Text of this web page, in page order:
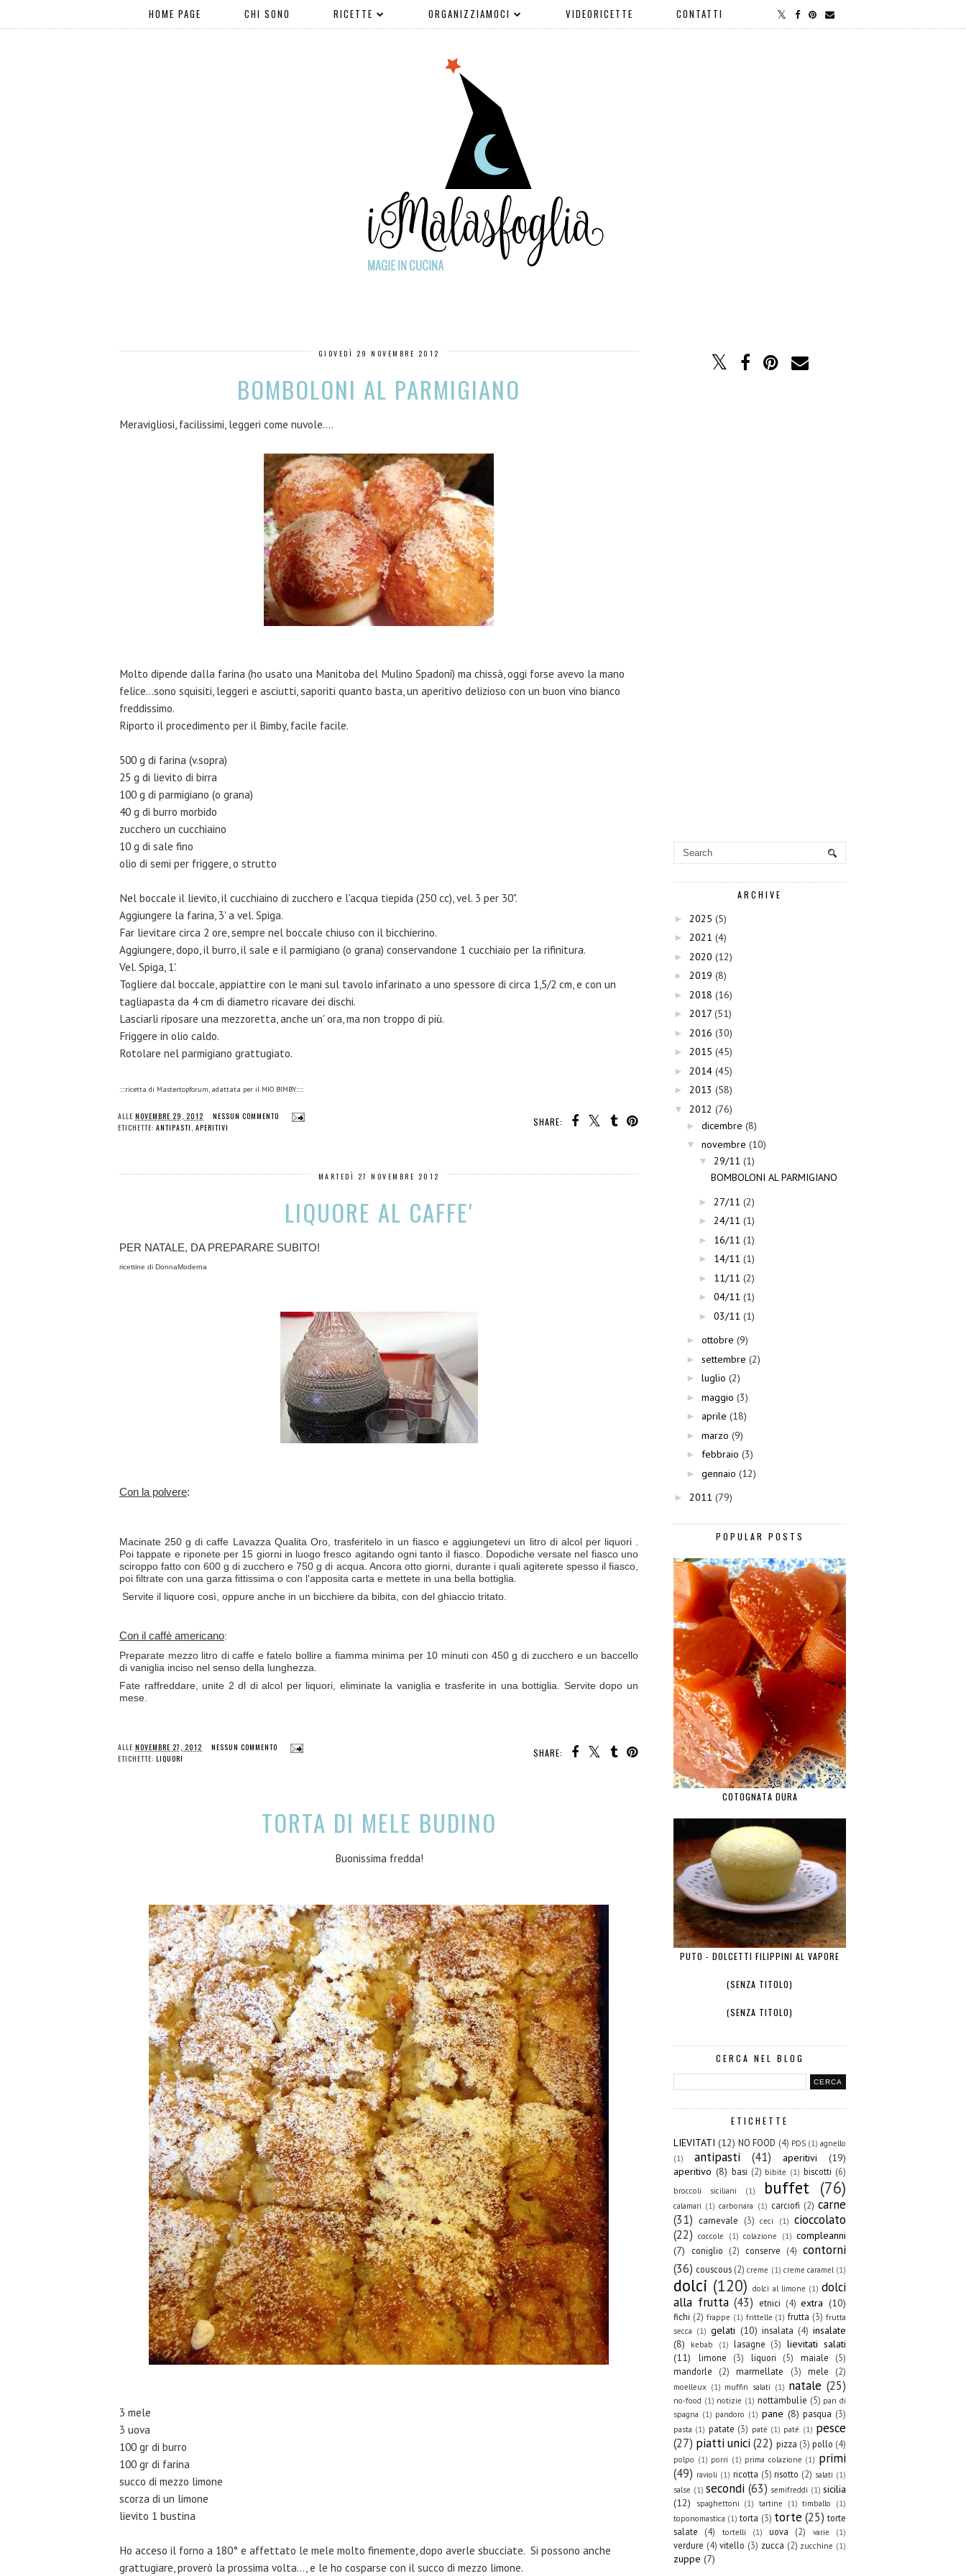
HOME PAGE CHI SONO RICETTE ORGANIZZIAMOCI VIDEORICETTE CONTATTI
GIOVEDÌ 29 NOVEMBRE 2012
BOMBOLONI AL PARMIGIANO
Meravigliosi, facilissimi, leggeri come nuvole....
Molto dipende dalla farina (ho usato una Manitoba del Mulino Spadoni) ma chissà, oggi forse avevo la mano
felice...sono squisiti, leggeri e asciutti, saporiti quanto basta, un aperitivo delizioso con un buon vino bianco
freddissimo.
Riporto il procedimento per il Bimby, facile facile.
500 g di farina (v.sopra)
25 g di lievito di birra
100 g di parmigiano (o grana)
40 g di burro morbido
zucchero un cucchiaino
10 g di sale fino
olio di semi per friggere, o strutto
Nel boccale il lievito, il cucchiaino di zucchero e l'acqua tiepida (250 cc), vel. 3 per 30".
Aggiungere la farina, 3' a vel. Spiga.
Far lievitare circa 2 ore, sempre nel boccale chiuso con il bicchierino.
Aggiungere, dopo, il burro, il sale e il parmigiano (o grana) conservandone 1 cucchiaio per la rifinitura.
Vel. Spiga, 1'.
Togliere dal boccale, appiattire con le mani sul tavolo infarinato a uno spessore di circa 1,5/2 cm, e con un
tagliapasta da 4 cm di diametro ricavare dei dischi.
Lasciarli riposare una mezzoretta, anche un' ora, ma non troppo di più.
Friggere in olio caldo.
Rotolare nel parmigiano grattugiato.
::::ricetta di Mastertopforum, adattata per il MIO BIMBY:::::
SHARE:
ALLE NOVEMBRE 29, 2012
NESSUN COMMENTO
ETICHETTE: ANTIPASTI , APERITIVI
MARTEDÌ 27 NOVEMBRE 2012
LIQUORE AL CAFFE'
PER NATALE, DA PREPARARE SUBITO!
ricettine di DonnaModerna
Con la polvere:
Macinate 250 g di caffe Lavazza Qualita Oro, trasferitelo in un fiasco e aggiungetevi un litro di alcol per liquori .
Poi tappate e riponete per 15 giorni in luogo fresco agitando ogni tanto il fiasco. Dopodiche versate nel fiasco uno
sciroppo fatto con 600 g di zucchero e 750 g di acqua. Ancora otto giorni, durante i quali agiterete spesso il fiasco,
poi filtrate con una garza fittissima o con l'apposita carta e mettete in una bella bottiglia.
Servite il liquore così, oppure anche in un bicchiere da bibita, con del ghiaccio tritato.
Con il caffè americano:
Preparate mezzo litro di caffe e fatelo bollire a fiamma minima per 10 minuti con 450 g di zucchero e un baccello
di vaniglia inciso nel senso della lunghezza.
Fate raffreddare, unite 2 dl di alcol per liquori, eliminate la vaniglia e trasferite in una bottiglia. Servite dopo un
mese.
SHARE:
ALLE NOVEMBRE 27, 2012
NESSUN COMMENTO
ETICHETTE: LIQUORI
TORTA DI MELE BUDINO
Buonissima fredda!
3 mele
3 uova
100 gr di burro
100 gr di farina
succo di mezzo limone
scorza di un limone
lievito 1 bustina
Ho acceso il forno a 180° e affettato le mele molto finemente, dopo averle sbucciate. Si possono anche
grattugiare, proverò la prossima volta..., e le ho cosparse con il succo di mezzo limone.
ARCHIVE
► 2025 (5)
► 2021 (4)
► 2020 (12)
► 2019 (8)
► 2018 (16)
► 2017 (51)
► 2016 (30)
► 2015 (45)
► 2014 (45)
► 2013 (58)
▼ 2012 (76)
► dicembre (8)
▼ novembre (10)
▼ 29/11 (1)
BOMBOLONI AL PARMIGIANO
► 27/11 (2)
► 24/11 (1)
► 16/11 (1)
► 14/11 (1)
► 11/11 (2)
► 04/11 (1)
► 03/11 (1)
► ottobre (9)
► settembre (2)
► luglio (2)
► maggio (3)
► aprile (18)
► marzo (9)
► febbraio (3)
► gennaio (12)
► 2011 (79)
POPULAR POSTS
COTOGNATA DURA
PUTO - DOLCETTI FILIPPINI AL VAPORE
(SENZA TITOLO)
(SENZA TITOLO)
CERCA NEL BLOG
ETICHETTE
LIEVITATI (12) NO FOOD (4) PDS (1) agnello
(1)
antipasti (41) aperitivi
(19)
aperitivo (8) basi (2) bibite (1) biscotti (6)
broccoli siciliani (1) buffet (76)
calamari (1) carbonara (1) carciofi (2) carne
(31)
carnevale (3) ceci (1) cioccolato
(22)
coccole (1) colazione (1) compleanni
(7)
coniglio (2) conserve (4) contorni
(36) couscous (2) creme (1) creme caramel (1)
dolci (120) dolci al limone (1) dolci
alla frutta (43) etnici (4) extra (10)
fichi (2) frappe (1) frittelle (1) frutta (3) frutta
secca (1) gelati (10) insalata (4) insalate
(8)
kebab (1) lasagne (3) lievitati salati
(11)
limone (3) liquori (5) maiale
(5)
mandorle
(2) marmellate (3) mele (2)
moelleux (1) muffin salati (1) natale (25)
no-food (1) notizie (1) nottambulìe (5) pan di
spagna (1) pandoro (1) pane (8) pasqua (3)
pasta (1) patate (3) patè (1) paté (1) pesce
(27) piatti unici (22) pizza (3) pollo (4)
polpo (1) porri (1) prima colazione (1) primi
(49) ravioli (1) ricotta (5) risotto (2) salati (1)
salse (1) secondi (63) semifreddi (1) sicilia
(12)
spaghettoni (1) tartine (1) timballo
(1)
toponomastica (1) torta (3) torte (25) torte
salate
(4) tortelli (1) uova (2) varie (1)
verdure (4) vitello (3) zucca (2) zucchine (1)
zuppe (7)